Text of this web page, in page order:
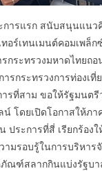
ารแรก สนับสนุนแนว
อร์เทนเมนต์คอมเพล็
กระทรวงมหาดไทยถ
รกระทรวงการท่อง
รที่สาม ขอให้รัฐมนต
โดยเปิดโอกาสให้ภ
ะการที่สี่ เรียกร้องใ
มรอบรู้ในการบริหาร
ณฑ์สลากกินแบ่งรัฐบ